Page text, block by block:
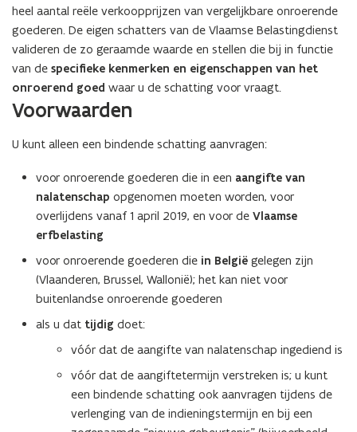
heel aantal reële verkoopprijzen van vergelijkbare onroerende
goederen. De eigen schatters van de Vlaamse Belastingdienst
valideren de zo geraamde waarde en stellen die bij in functie
van de specifieke kenmerken en eigenschappen van het
onroerend goed waar u de schatting voor vraagt.
Voorwaarden
U kunt alleen een bindende schatting aanvragen:
voor onroerende goederen die in een aangifte van
nalatenschap opgenomen moeten worden, voor
overlijdens vanaf 1 april 2019, en voor de Vlaamse
erfbelasting
voor onroerende goederen die in België gelegen zijn
(Vlaanderen, Brussel, Wallonië); het kan niet voor
buitenlandse onroerende goederen
als u dat tijdig doet:
vóór dat de aangifte van nalatenschap ingediend is
vóór dat de aangiftetermijn verstreken is; u kunt
een bindende schatting ook aanvragen tijdens de
verlenging van de indieningstermijn en bij een